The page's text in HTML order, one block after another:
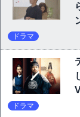
ドラマ
ドラマ